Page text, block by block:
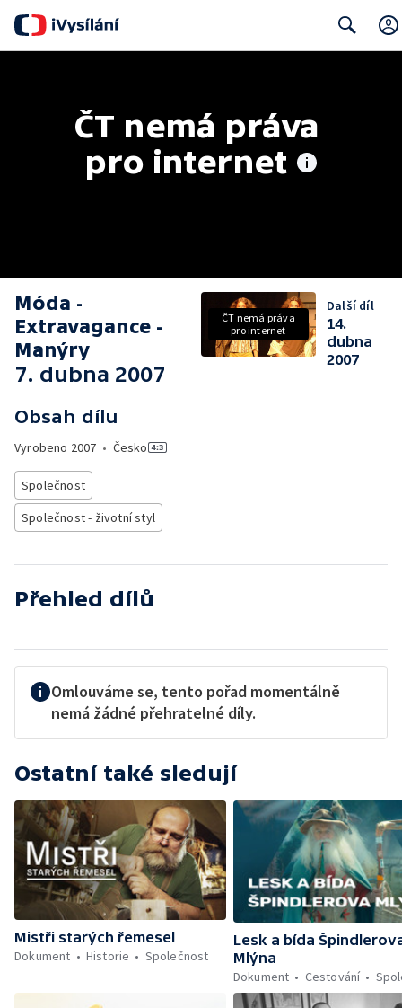
ČT nemá práva
pro internet
Móda -
Extravagance -
Manýry
7. dubna 2007
Obsah dílu
Vyrobeno 2007 • Česko
Společnost
Společnost - životní styl
ČT nemá práva
pro internet
Další díl
14.
dubna
2007
Přehled dílů
Omlouváme se, tento pořad momentálně
nemá žádné přehratelné díly.
Ostatní také sledují
Mistři starých řemesel
Dokument
Historie Společnost
Lesk a bída
Mlýna
Dokument
Cestování